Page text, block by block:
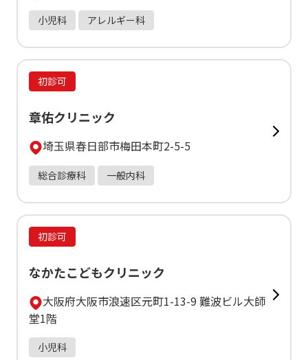
小児科 アレルギー科
初診可
章佑クリニック
埼玉県春日部市梅田本町2-5-5
総合診療科 一般内科
初診可
なかたこどもクリニック
大阪府大阪市浪速区元町1-13-9 難波ビル大師
堂1階
小児科